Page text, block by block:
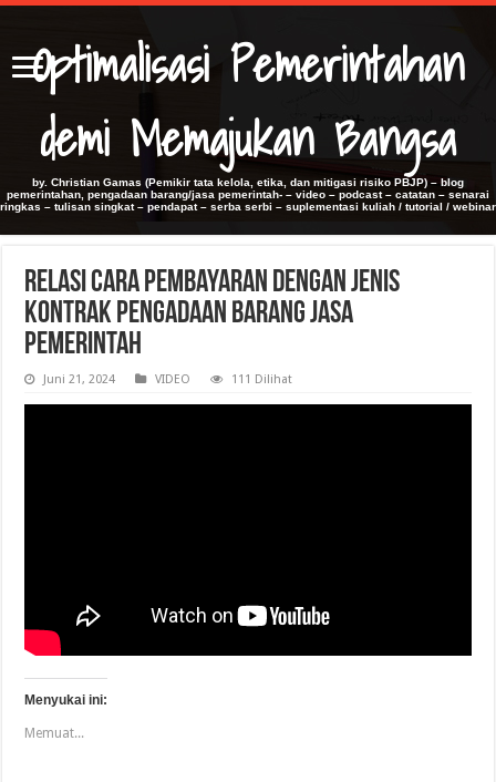
Optimalisasi Pemerintahan
demi Memajukan Bangsa
by. Christian Gamas (Pemikir tata kelola, etika, dan mitigasi risiko PBJP) – blog
pemerintahan, pengadaan barang/jasa pemerintah- – video – podcast – catatan – senarai
ringkas – tulisan singkat – pendapat – serba serbi – suplementasi kuliah / tutorial / webinar
Relasi Cara Pembayaran dengan Jenis
Kontrak Pengadaan Barang Jasa
Pemerintah
Juni 21, 2024 VIDEO 111 Dilihat
Menyukai ini:
Memuat...